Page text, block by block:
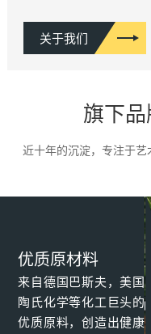
等类型，积累了丰富
品，满足了客户对墙
关于我们
旗下
近十年的沉淀，专注于
优质原材料
来自德国巴斯夫，美国
陶氏化学等化工巨头的
优质原料，创造出健康